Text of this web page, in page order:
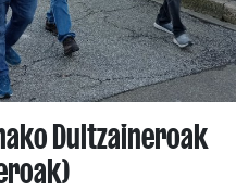
Dultzaineroak